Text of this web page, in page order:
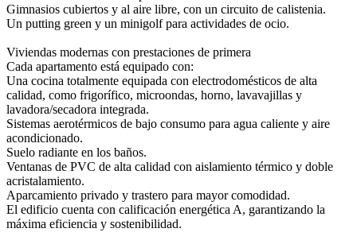
Gimnasios cubiertos y al aire libre, con un circuito de calistenia.
Un putting green y un minigolf para actividades de ocio.
Viviendas modernas con prestaciones de primera
Cada apartamento está equipado con:
Una cocina totalmente equipada con electrodomésticos de alta
calidad, como frigorífico, microondas, horno, lavavajillas y
lavadora/secadora integrada.
Sistemas aerotérmicos de bajo consumo para agua caliente y aire
acondicionado.
Suelo radiante en los baños.
Ventanas de PVC de alta calidad con aislamiento térmico y doble
acristalamiento.
Aparcamiento privado y trastero para mayor comodidad.
El edificio cuenta con calificación energética A, garantizando la
máxima eficiencia y sostenibilidad.